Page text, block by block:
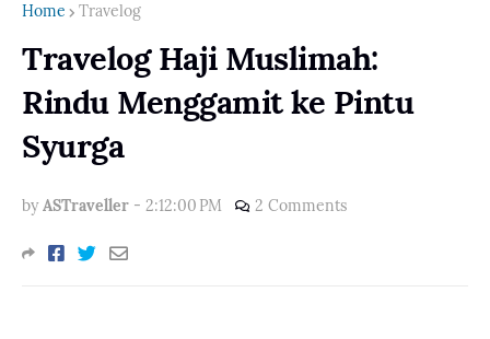
Home Travelog
Travelog Haji Muslimah:
Rindu Menggamit ke Pintu
Syurga
by ASTraveller - 2:12:00 PM 2 Comments